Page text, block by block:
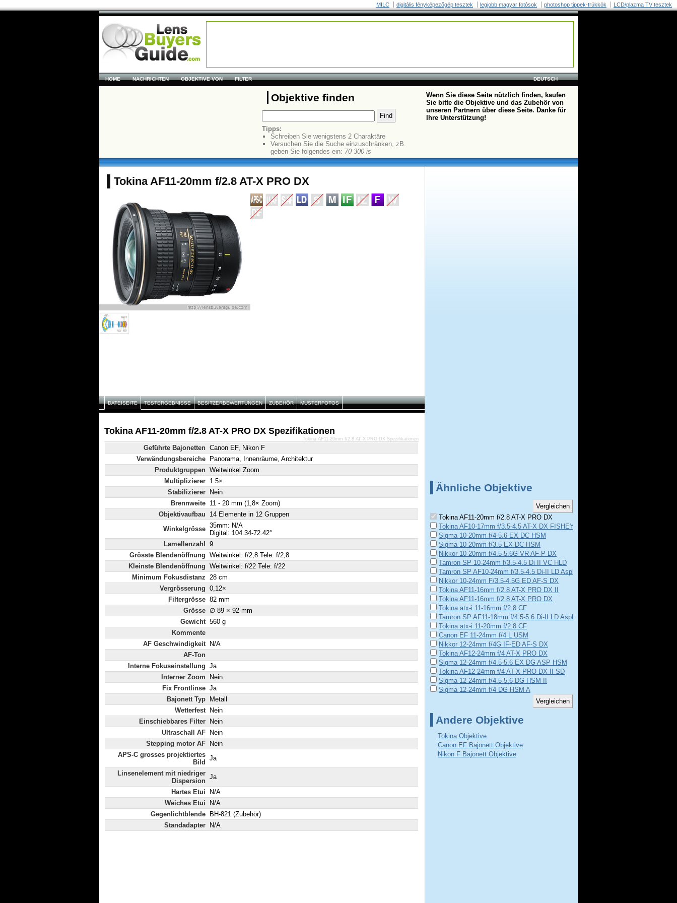
MILC digitális fényképezõgép tesztek legjobb magyar fotósok photoshop tippek-trükkök LCD/plazma TV tesztek
DEUTSCH
HOME NACHRICHTEN OBJEKTIVE VON FILTER
Objektive finden
Tipps:
Schreiben Sie wenigstens 2 Charaktäre
Versuchen Sie die Suche einzuschränken, zB.
geben Sie folgendes ein: 70 300 is
Wenn Sie diese Seite nützlich finden, kaufen
Sie bitte die Objektive und das Zubehör von
unseren Partnern über diese Seite. Danke für
Ihre Unterstützung!
Tokina AF11-20mm f/2.8 AT-X PRO DX
DATEISEITE TESTERGEBNISSE BESITZERBEWERTUNGEN ZUBEHÖR MUSTERFOTOS
Tokina AF11-20mm f/2.8 AT-X PRO DX Spezifikationen
Geführte Bajonetten Canon EF, Nikon F
Verwändungsbereiche
Panorama, Innenräume, Architektur
Produktgruppen Weitwinkel Zoom
Multiplizierer 1.5×
Stabilizierer
Nein
Brennweite 11 - 20 mm (1,8× Zoom)
Objektivaufbau
14 Elemente in 12 Gruppen
Winkelgrösse 35mm: N/A
Digital: 104.34-72.42°
Lamellenzahl
9
Grösste Blendenöffnung Weitwinkel: f/2,8 Tele: f/2,8
Kleinste Blendenöffnung Weitwinkel: f/22 Tele: f/22
Minimum Fokusdistanz 28 cm
Vergrösserung 0,12×
Filtergrösse 82 mm
Grösse ∅ 89 × 92 mm
Gewicht 560 g
Kommente
AF Geschwindigkeit
N/A
AF-Ton
Interne Fokuseinstellung Ja
Interner Zoom
Nein
Fix Frontlinse Ja
Bajonett Typ
Metall
Wetterfest
Nein
Einschiebbares Filter
Nein
Ultraschall AF
Nein
Stepping motor AF
Nein
APS-C grosses projektiertes
Bild
Ja
Linsenelement mit niedriger
Dispersion
Ja
Hartes Etui
N/A
Weiches Etui
N/A
Gegenlichtblende
BH-821 (Zubehör)
Standadapter
N/A
Tokina AF11-20mm f/2.8 AT-X PRO DX Spezifikationen
Ähnliche Objektive
Tokina AF11-20mm f/2.8 AT-X PRO DX
Tokina AF10-17mm f/3.5-4.5 AT-X DX FISHEYE
Sigma 10-20mm f/4-5.6 EX DC HSM
Sigma 10-20mm f/3.5 EX DC HSM
Nikkor 10-20mm f/4.5-5.6G VR AF-P DX
Tamron SP 10-24mm f/3.5-4.5 Di II VC HLD
Tamron SP AF10-24mm f/3.5-4.5 Di-II LD Aspherical
Nikkor 10-24mm F/3.5-4.5G ED AF-S DX
Tokina AF11-16mm f/2.8 AT-X PRO DX II
Tokina AF11-16mm f/2.8 AT-X PRO DX
Tokina atx-i 11-16mm f/2.8 CF
Tamron SP AF11-18mm f/4.5-5.6 Di-II LD Aspherical
Tokina atx-i 11-20mm f/2.8 CF
Canon EF 11-24mm f/4 L USM
Nikkor 12-24mm f/4G IF-ED AF-S DX
Tokina AF12-24mm f/4 AT-X PRO DX
Sigma 12-24mm f/4.5-5.6 EX DG ASP HSM
Tokina AF12-24mm f/4 AT-X PRO DX II SD
Sigma 12-24mm f/4.5-5.6 DG HSM II
Sigma 12-24mm f/4 DG HSM A
Andere Objektive
Tokina Objektive
Canon EF Bajonett Objektive
Nikon F Bajonett Objektive